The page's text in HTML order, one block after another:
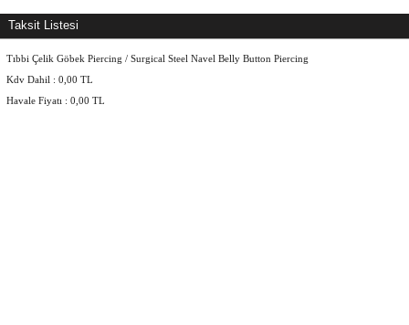
Taksit Listesi
Tıbbi Çelik Göbek Piercing / Surgical Steel Navel Belly Button Piercing
Kdv Dahil : 0,00 TL
Havale Fiyatı : 0,00 TL